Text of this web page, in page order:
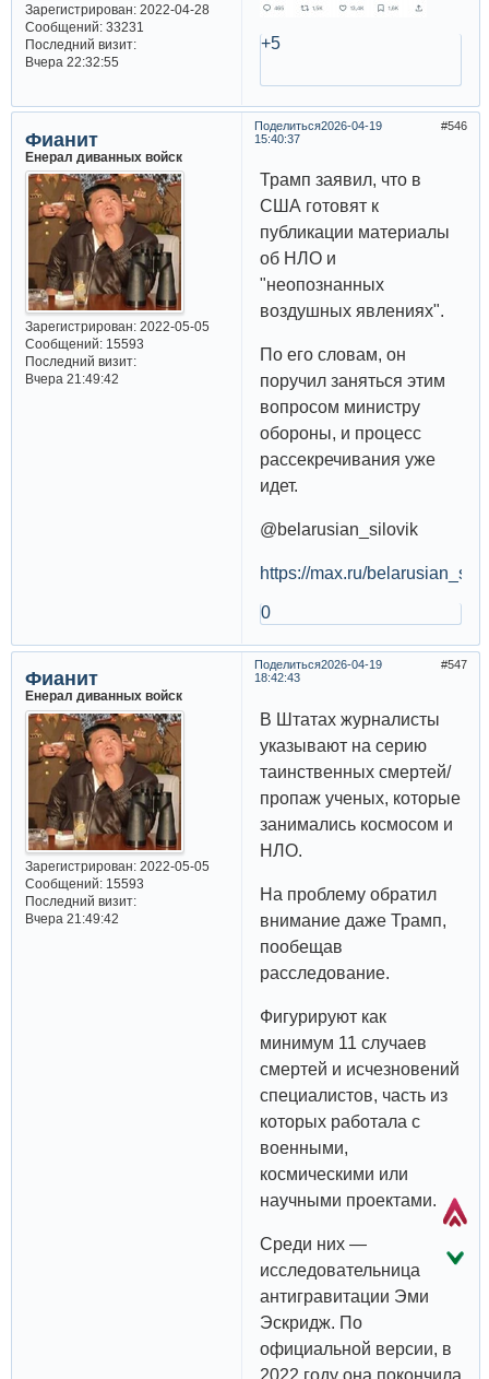
Зарегистрирован: 2022-04-28
Сообщений:33231
Последний визит:
Вчера 22:32:55
+5
Поделиться 546
2026-04-19
15:40:37
Фианит
Енерал диванных войск
Зарегистрирован: 2022-05-05
Сообщений:15593
Последний визит:
Вчера 21:49:42
Трамп заявил, что в
США готовят к
публикации материалы
об НЛО и
"неопознанных
воздушных явлениях".
По его словам, он
поручил заняться этим
вопросом министру
обороны, и процесс
рассекречивания уже
идет.
@belarusian_silovik
https://max.ru/
0
Поделиться 547
2026-04-19
18:42:43
Фианит
Енерал диванных войск
Зарегистрирован: 2022-05-05
Сообщений:15593
Последний визит:
Вчера 21:49:42
В Штатах журналисты
указывают на серию
таинственных смертей/
пропаж ученых, которые
занимались космосом и
НЛО.
На проблему обратил
внимание даже Трамп,
пообещав
расследование.
Фигурируют как
минимум 11 случаев
смертей и исчезновений
специалистов, часть из
которых работала с
военными,
космическими или
научными проектами.
Среди них —
исследовательница
антигравитации Эми
Эскридж. По
официальной версии, в
2022 году она покончила